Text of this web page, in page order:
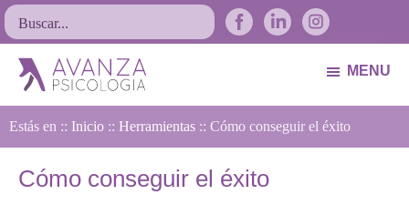
Saltar
a
navegación
principal
Saltar
al
contenido
principal
Saltar
al
pie
página
Buscar...
Avanza
Psicología
Asturias
MENU
Estás en :: Inicio :: Herramientas :: Cómo conseguir el éxito
Cómo conseguir el éxito